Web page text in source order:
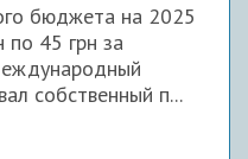
бюджета на 2025
по 45 грн за
собственный п...